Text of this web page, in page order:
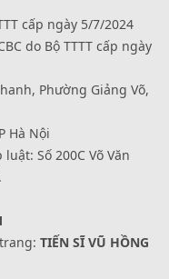
cấp ngày 5/7/2024
do Bộ TTTT cấp ngày
Phường Giảng Võ,
Hà Nội
Số 200C Võ Văn
TIẾN SĨ VŨ HỒNG